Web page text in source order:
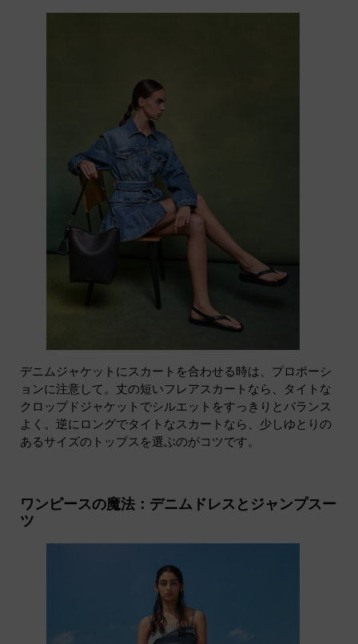
デニムジャケットにスカートを合わせる時は、プロポーシ
ョンに注意して。丈の短いフレアスカートなら、タイトな
クロップドジャケットでシルエットをすっきりとバランス
よく。逆にロングでタイトなスカートなら、少しゆとりの
あるサイズのトップスを選ぶのがコツです。
ワンピースの魔法：デニムドレスとジャンプスー
ツ